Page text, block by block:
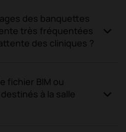
des banquettes
très fréquentées
des cliniques ?
fichier BIM ou
à la salle